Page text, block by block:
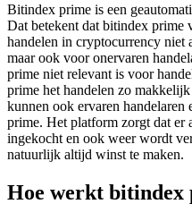
Bitindex prime is een
Dat betekent dat bitindex
handelen in cryptocurrency niet
maar ook voor onervaren
prime niet relevant is voor
prime het handelen zo
kunnen ook ervaren
prime. Het platform zorgt dat er
ingekocht en ook weer wordt
natuurlijk altijd winst te maken.
Hoe werkt bitindex